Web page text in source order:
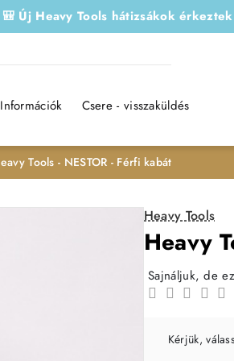
🎒 Új Heavy Tools hátizsákok
Információk Csere - visszaküldés
Tools - NESTOR - Férfi kabát
Heavy Tools
Heavy
Sajnáljuk, de
Kérjük,